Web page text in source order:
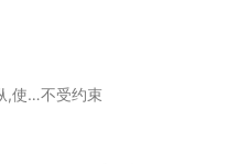
,使…不受约束